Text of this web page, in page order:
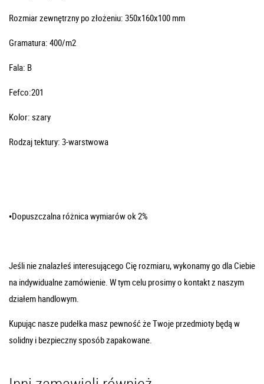
Rozmiar zewnętrzny po złożeniu: 350x160x100 mm
Gramatura: 400/m2
Fala: B
Fefco:201
Kolor: szary
Rodzaj tektury: 3-warstwowa
•Dopuszczalna różnica wymiarów ok 2%
Jeśli nie znalazłeś interesującego Cię rozmiaru, wykonamy go dla Ciebie
na indywidualne zamówienie. W tym celu prosimy o kontakt z naszym
działem handlowym.
Kupując nasze pudełka masz pewność że Twoje przedmioty będą w
solidny i bezpieczny sposób zapakowane.